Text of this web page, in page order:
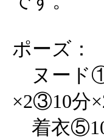
ポーズ：
ヌード①
×2③10分
着衣